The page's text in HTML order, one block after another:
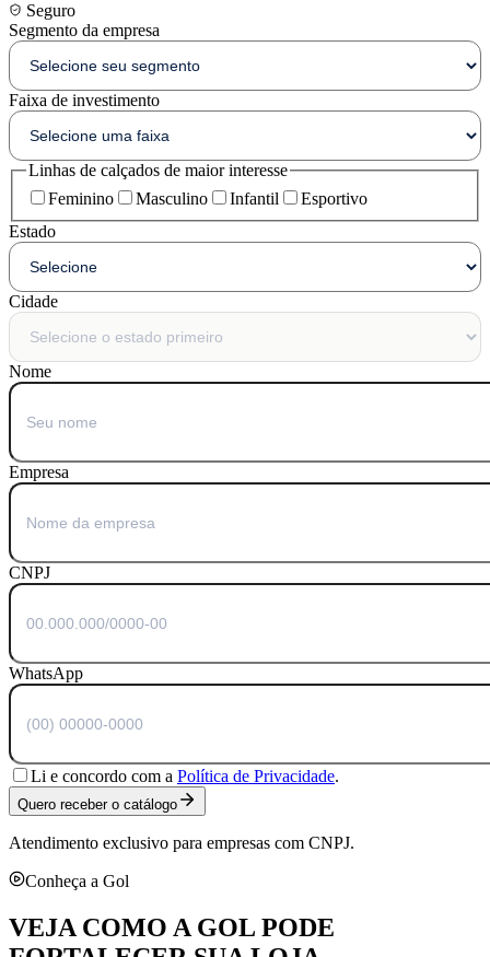
Seguro
Segmento da empresa
Faixa de investimento
Linhas de calçados de maior interesse
Feminino
Masculino Infantil
Esportivo
Estado
Cidade
Nome
Empresa
CNPJ
WhatsApp
Li e concordo com a Política de Privacidade.
Quero receber o catálogo
Atendimento exclusivo para empresas com CNPJ.
Conheça a Gol
VEJA COMO A GOL PODE